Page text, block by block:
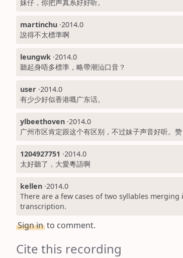
妹仔，你把声真系好好听。
martinchu ·2014.0
說得不太標準啊
leungwk ·2014.0
聽起身唔多標準，略帶潮汕口音？
user ·2014.0
有少少好似香港嘅广东话。
ylbeethoven ·2014.0
广州市区肯定跟这个有区别，不过妹子声音好听。赞
1204927751 ·2014.0
太好聽了，大愛粵語啊
kellen ·2014.0
There are a few cases of two syllables
transcription.
Sign in to comment.
Cite this recording